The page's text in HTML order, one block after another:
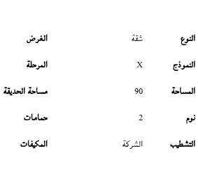
النوع شقة الغرض
النموذج X المرحلة
المساحة 90 مساحة الحديقة
نوم 2 حمامات
التشطيب الشركة المكيفات